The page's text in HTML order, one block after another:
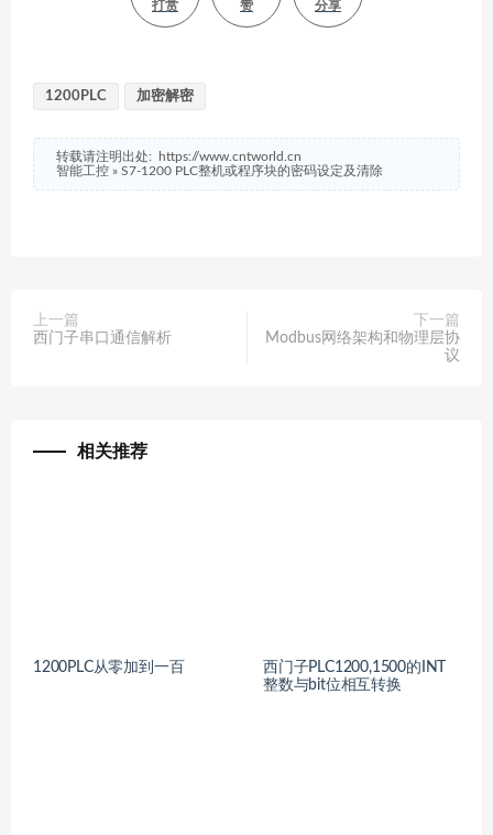
打赏 赞 分享
1200PLC 加密解密
转载请注明出处:
https://www.cntworld.cn
智能工控 » S7-1200 PLC整机或程序块的密码设定及清除
上一篇
西门子串口通信解析
下一篇
Modbus网络架构和物理层协
议
相关推荐
1200PLC从零加到一百
西门子PLC1200,1500的INT
整数与bit位相互转换